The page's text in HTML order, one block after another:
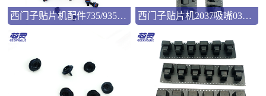
西门子贴片机配件735/935吸嘴00346524 西门子贴片机2037吸嘴03057033